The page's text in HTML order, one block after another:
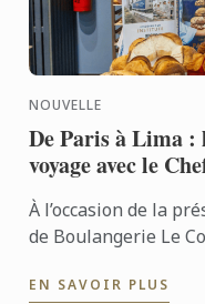
NOUVELLE
De Paris à Lima :
voyage avec le
À l’occasion de la
de Boulangerie Le
savoir-faire de ...
EN SAVOIR PLUS